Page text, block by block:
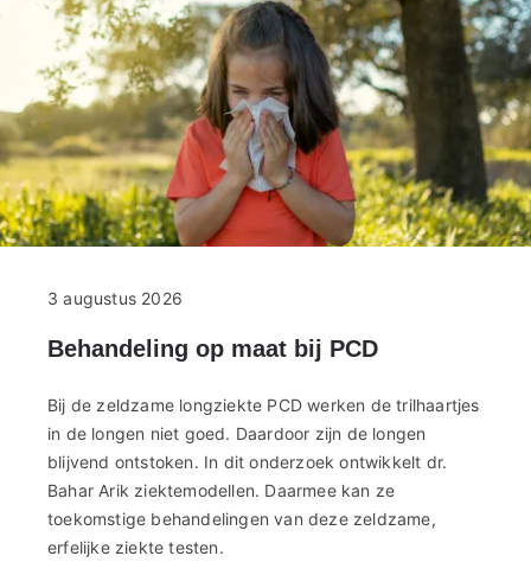
3 augustus 2026
Behandeling op maat bij PCD
Bij de zeldzame longziekte PCD werken de trilhaartjes
in de longen niet goed. Daardoor zijn de longen
blijvend ontstoken. In dit onderzoek ontwikkelt dr.
Bahar Arik ziektemodellen. Daarmee kan ze
toekomstige behandelingen van deze zeldzame,
erfelijke ziekte testen.